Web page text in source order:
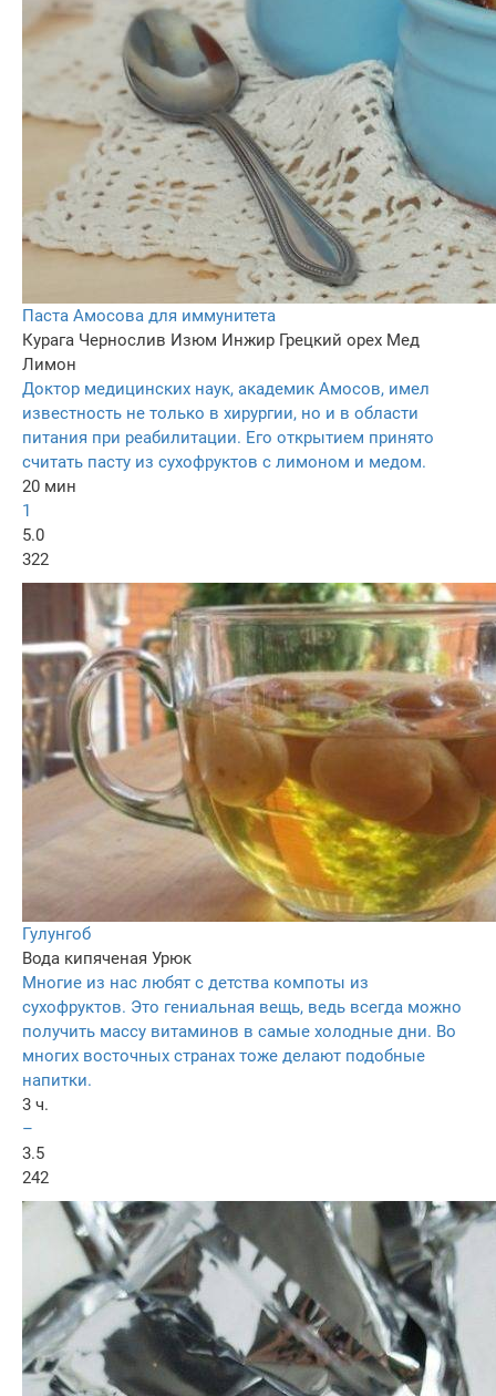
Паста Амосова для иммунитета
Курага Чернослив Изюм Инжир Грецкий орех Мед
Лимон
Доктор медицинских наук, академик Амосов, имел
известность не только в хирургии, но и в области
питания при реабилитации. Его открытием принято
считать пасту из сухофруктов с лимоном и медом.
20 мин
1
5.0
322
Гулунгоб
Вода кипяченая Урюк
Многие из нас любят с детства компоты из
сухофруктов. Это гениальная вещь, ведь всегда можно
получить массу витаминов в самые холодные дни. Во
многих восточных странах тоже делают подобные
напитки.
3 ч.
–
3.5
242